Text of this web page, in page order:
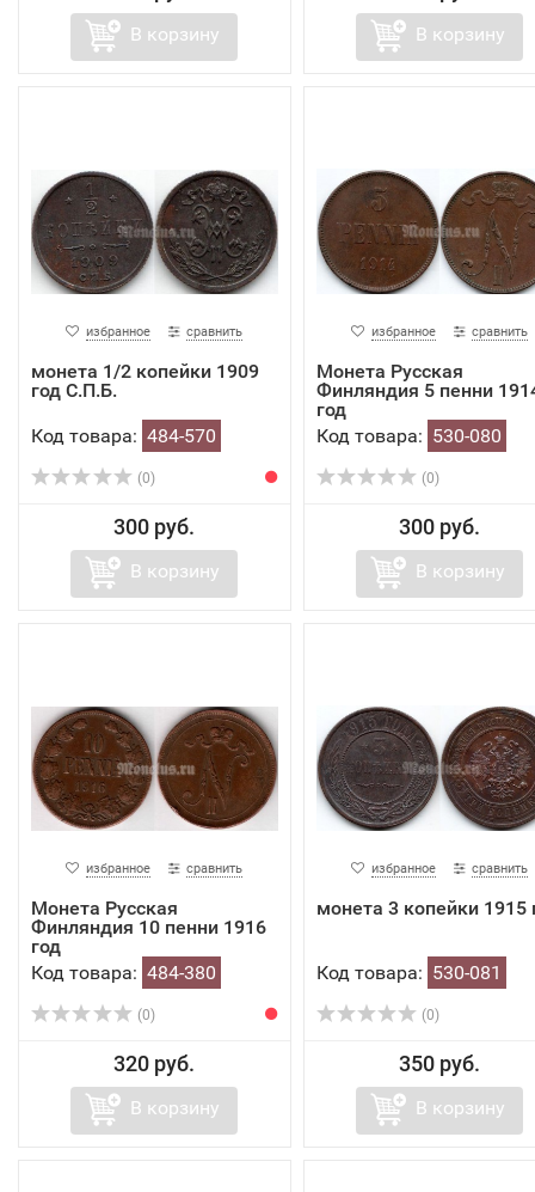
В корзину В корзину
избранное сравнить
монета 1/2 копейки 1909
год С.П.Б.
Код товара: 484-570
(0)
300 руб.
В корзину
избранное сравнить
Монета Русская
Финляндия 5 пенни
год
Код товара: 530-080
(0)
300 руб.
В корзину
избранное сравнить
Монета Русская
Финляндия 10 пенни 1916
год
Код товара: 484-380
(0)
320 руб.
В корзину
избранное сравнить
монета 3 копейки 1915
Код товара: 530-081
(0)
350 руб.
В корзину